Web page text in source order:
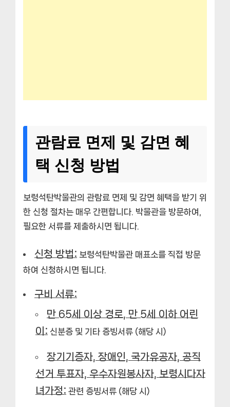
관람료 면제 및 감면 혜
택 신청 방법
보령석탄박물관의 관람료 면제 및 감면 혜택을 받기 위
한 신청 절차는 매우 간편합니다. 박물관을 방문하여,
필요한 서류를 제출하시면 됩니다.
신청 방법: 보령석탄박물관 매표소를 직접 방문
하여 신청하시면 됩니다.
구비 서류:
만 65세 이상 경로, 만 5세 이하 어린
이: 신분증 및 기타 증빙서류 (해당 시)
장기기증자, 장애인, 국가유공자, 공직
선거 투표자, 우수자원봉사자, 보령시다자
녀가정: 관련 증빙서류 (해당 시)